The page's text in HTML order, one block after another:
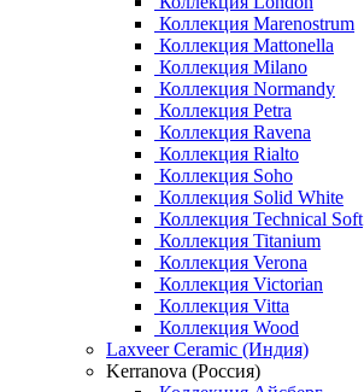
Коллекция Marenostrum
Коллекция Mattonella
Коллекция Milano
Коллекция Normandy
Коллекция Petra
Коллекция Ravena
Коллекция Rialto
Коллекция Soho
Коллекция Solid White
Коллекция Technical Soft
Коллекция Titanium
Коллекция Verona
Коллекция Victorian
Коллекция Vitta
Коллекция Wood
Laxveer Ceramic (Индия)
Kerranova (Россия)